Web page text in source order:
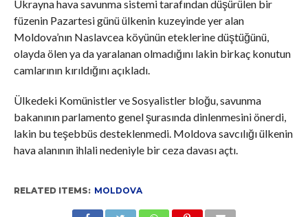
Ukrayna hava savunma sistemi tarafından düşürülen bir
füzenin Pazartesi günü ülkenin kuzeyinde yer alan
Moldova’nın Naslavcea köyünün eteklerine düştüğünü,
olayda ölen ya da yaralanan olmadığını lakin birkaç konutun
camlarının kırıldığını açıkladı.
Ülkedeki Komünistler ve Sosyalistler bloğu, savunma
bakanının parlamento genel şurasında dinlenmesini önerdi,
lakin bu teşebbüs desteklenmedi. Moldova savcılığı ülkenin
hava alanının ihlali nedeniyle bir ceza davası açtı.
RELATED ITEMS: MOLDOVA